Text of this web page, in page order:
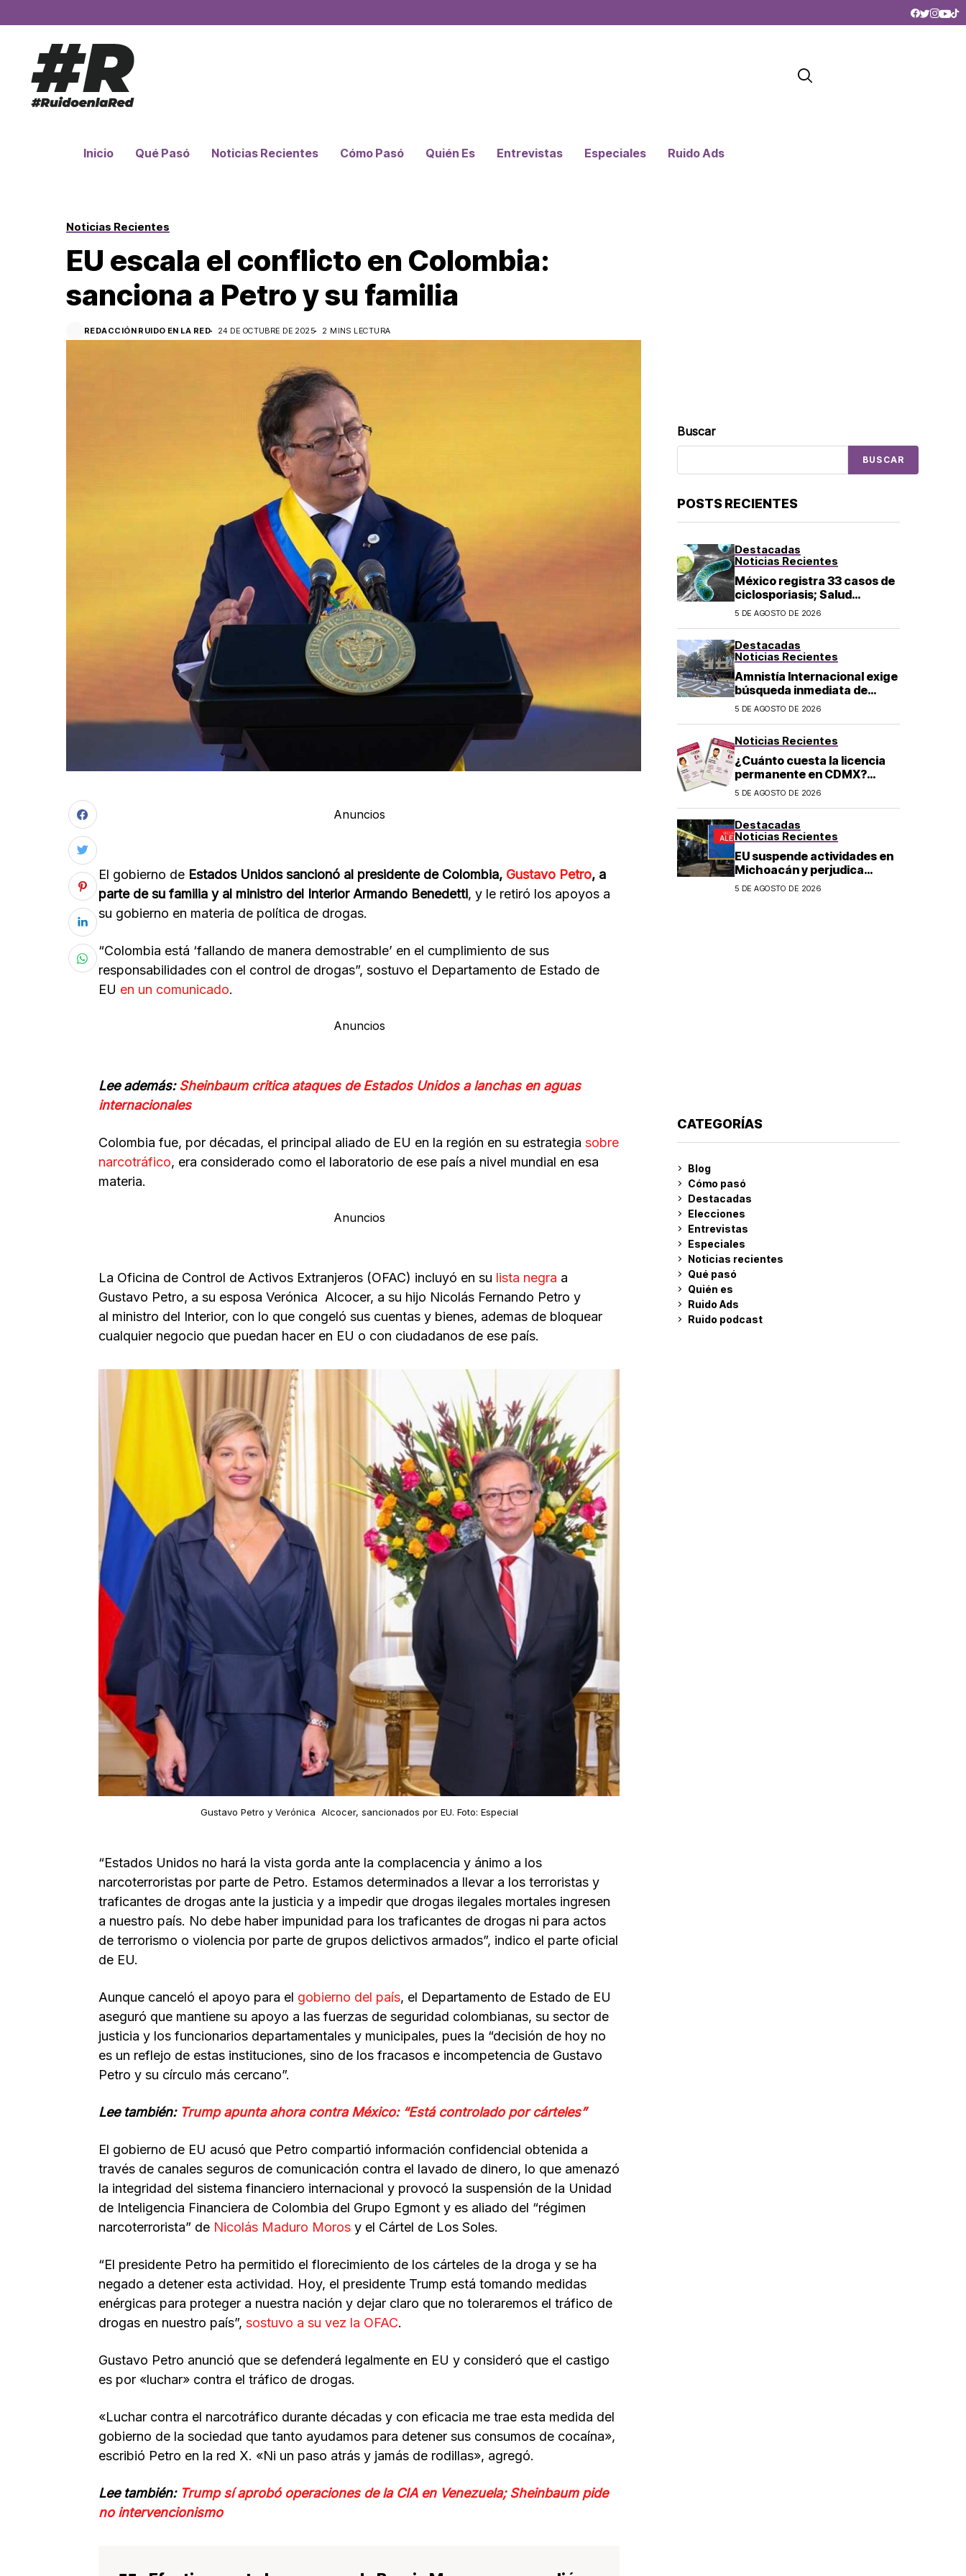
Inicio Qué Pasó Noticias Recientes Cómo Pasó Quién Es Entrevistas Especiales Ruido Ads
Noticias Recientes
EU escala el conflicto en Colombia:
sanciona a Petro y su familia
REDACCIÓN RUIDO EN LA RED 24 DE OCTUBRE DE 2025 2 MINS LECTURA
Anuncios
El gobierno de Estados Unidos sancionó al presidente de Colombia, Gustavo Petro, a
parte de su familia y al ministro del Interior Armando Benedetti, y le retiró los apoyos a
su gobierno en materia de política de drogas.
“Colombia está ‘fallando de manera demostrable’ en el cumplimiento de sus
responsabilidades con el control de drogas”, sostuvo el Departamento de Estado de
EU en un comunicado.
Anuncios
Lee además:Sheinbaum critica ataques de Estados Unidos a lanchas en aguas
internacionales
Colombia fue, por décadas, el principal aliado de EU en la región en su estrategia sobre
narcotráfico, era considerado como el laboratorio de ese país a nivel mundial en esa
materia.
Anuncios
La Oficina de Control de Activos Extranjeros (OFAC) incluyó en su lista negra a
Gustavo Petro, a su esposa Verónica Alcocer, a su hijo Nicolás Fernando Petro y
al ministro del Interior, con lo que congeló sus cuentas y bienes, ademas de bloquear
cualquier negocio que puedan hacer en EU o con ciudadanos de ese país.
Gustavo Petro y Verónica Alcocer, sancionados por EU. Foto: Especial
“Estados Unidos no hará la vista gorda ante la complacencia y ánimo a los
narcoterroristas por parte de Petro. Estamos determinados a llevar a los terroristas y
traficantes de drogas ante la justicia y a impedir que drogas ilegales mortales ingresen
a nuestro país. No debe haber impunidad para los traficantes de drogas ni para actos
de terrorismo o violencia por parte de grupos delictivos armados”, indico el parte oficial
de EU.
Aunque canceló el apoyo para el gobierno del país, el Departamento de Estado de EU
aseguró que mantiene su apoyo a las fuerzas de seguridad colombianas, su sector de
justicia y los funcionarios departamentales y municipales, pues la “decisión de hoy no
es un reflejo de estas instituciones, sino de los fracasos e incompetencia de Gustavo
Petro y su círculo más cercano”.
Lee también: Trump apunta ahora contra México: “Está controlado por cárteles”
El gobierno de EU acusó que Petro compartió información confidencial obtenida a
través de canales seguros de comunicación contra el lavado de dinero, lo que amenazó
la integridad del sistema financiero internacional y provocó la suspensión de la Unidad
de Inteligencia Financiera de Colombia del Grupo Egmont y es aliado del “régimen
narcoterrorista” de Nicolás Maduro Moros y el Cártel de Los Soles.
“El presidente Petro ha permitido el florecimiento de los cárteles de la droga y se ha
negado a detener esta actividad. Hoy, el presidente Trump está tomando medidas
enérgicas para proteger a nuestra nación y dejar claro que no toleraremos el tráfico de
drogas en nuestro país”, sostuvo a su vez la OFAC.
Gustavo Petro anunció que se defenderá legalmente en EU y consideró que el castigo
es por «luchar» contra el tráfico de drogas.
«Luchar contra el narcotráfico durante décadas y con eficacia me trae esta medida del
gobierno de la sociedad que tanto ayudamos para detener sus consumos de cocaína»,
escribió Petro en la red X. «Ni un paso atrás y jamás de rodillas», agregó.
Lee también: Trump sí aprobó operaciones de la CIA en Venezuela; Sheinbaum pide
no intervencionismo
Buscar
BUSCAR
POSTS RECIENTES
Destacadas
Noticias Recientes
México registra 33 casos de
ciclosporiasis; Salud
mantiene vigilancia
5 DE AGOSTO DE 2026
Destacadas
Noticias Recientes
Amnistía Internacional exige
búsqueda inmediata de
ambientalista desaparecido
5 DE AGOSTO DE 2026
Noticias Recientes
¿Cuánto cuesta la licencia
permanente en CDMX?
Costo y fecha límite del
5 DE AGOSTO DE 2026
Destacadas
Noticias Recientes
EU suspende actividades en
Michoacán y perjudica
exportación de aguacate
5 DE AGOSTO DE 2026
CATEGORÍAS
Blog
Cómo pasó
Destacadas
Elecciones
Entrevistas
Especiales
Noticias recientes
Qué pasó
Quién es
Ruido Ads
Ruido podcast